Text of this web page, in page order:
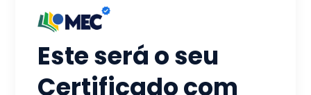
Este será o seu
Certificado com